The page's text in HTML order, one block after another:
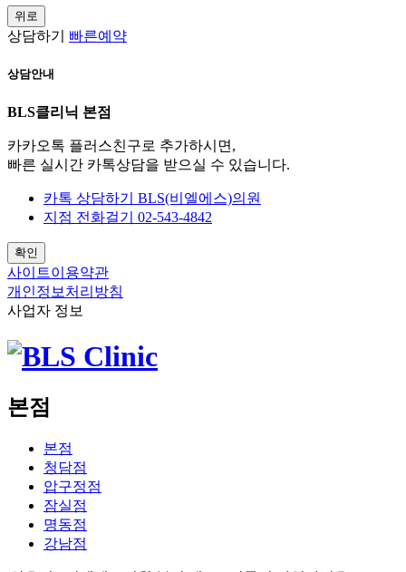
위로
상담하기 빠른예약
상담안내
BLS클리닉 본점
카카오톡 플러스친구로 추가하시면,
빠른 실시간 카톡상담을 받으실 수 있습니다.
카톡 상담하기
BLS(비엘에스)의원
지점 전화걸기
02-543-4842
확인
사이트이용약관
개인정보처리방침
사업자 정보
본점
본점
청담점
압구정점
잠실점
명동점
강남점